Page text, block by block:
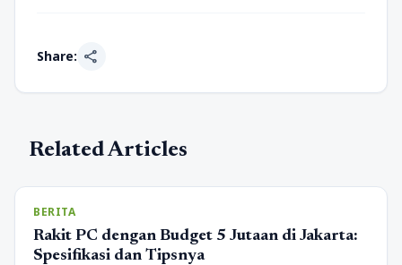
Share: share
Related Articles
BERITA
Rakit PC dengan Budget 5 Jutaan di Jakarta:
Spesifikasi dan Tipsnya